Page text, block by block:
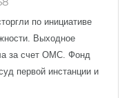
по инициативе
Выходное
за счет ОМС. Фонд
первой инстанции и